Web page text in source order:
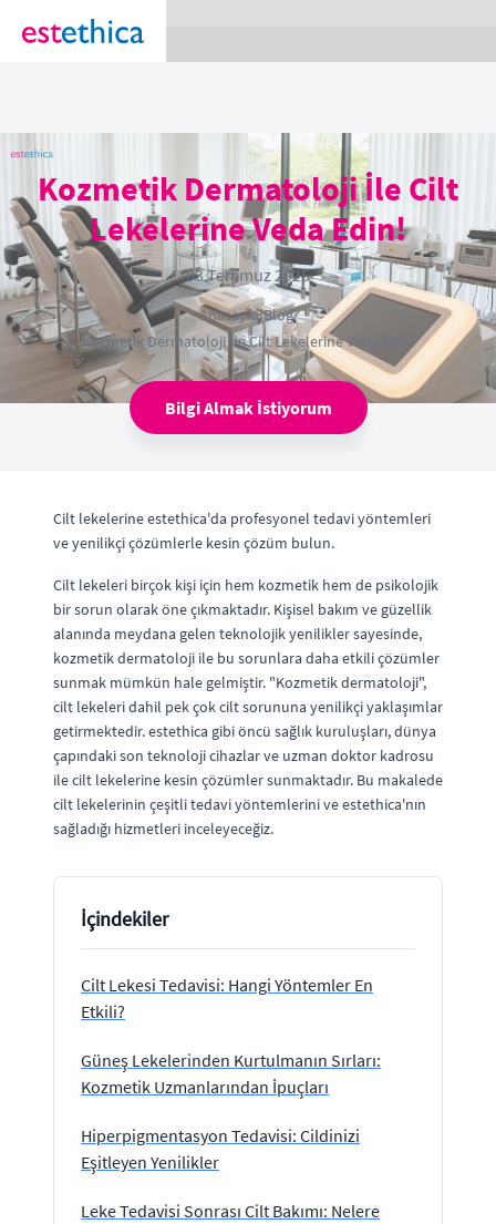
section Service {
Kozmetik Dermatoloji İle Cilt
Lekelerine Veda Edin!
03 Temmuz 2025
Anasayfa›Blog›
Kozmetik Dermatoloji İle Cilt Lekelerine Veda Edin!
Bilgi Almak İstiyorum
Cilt lekelerine estethica'da profesyonel tedavi yöntemleri
ve yenilikçi çözümlerle kesin çözüm bulun.
Cilt lekeleri birçok kişi için hem kozmetik hem de psikolojik
bir sorun olarak öne çıkmaktadır. Kişisel bakım ve güzellik
alanında meydana gelen teknolojik yenilikler sayesinde,
kozmetik dermatoloji ile bu sorunlara daha etkili çözümler
sunmak mümkün hale gelmiştir. "Kozmetik dermatoloji",
cilt lekeleri dahil pek çok cilt sorununa yenilikçi yaklaşımlar
getirmektedir. estethica gibi öncü sağlık kuruluşları, dünya
çapındaki son teknoloji cihazlar ve uzman doktor kadrosu
ile cilt lekelerine kesin çözümler sunmaktadır. Bu makalede
cilt lekelerinin çeşitli tedavi yöntemlerini ve estethica'nın
sağladığı hizmetleri inceleyeceğiz.
İçindekiler
Cilt Lekesi Tedavisi: Hangi Yöntemler En
Etkili?
Güneş Lekelerinden Kurtulmanın Sırları:
Kozmetik Uzmanlarından İpuçları
Hiperpigmentasyon Tedavisi: Cildinizi
Eşitleyen Yenilikler
Leke Tedavisi Sonrası Cilt Bakımı: Nelere